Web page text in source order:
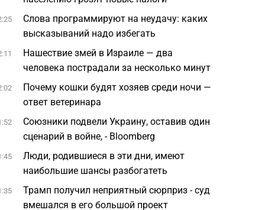
Слова программируют на неудачу: каких
высказываний надо избегать
Нашествие змей в Израиле — два
человека пострадали за несколько минут
Почему кошки будят хозяев среди ночи —
ответ ветеринара
Союзники подвели Украину, оставив один
сценарий в войне, - Bloomberg
Люди, родившиеся в эти дни, имеют
наибольшие шансы разбогатеть
Трамп получил неприятный сюрприз - суд
вмешался в его большой проект